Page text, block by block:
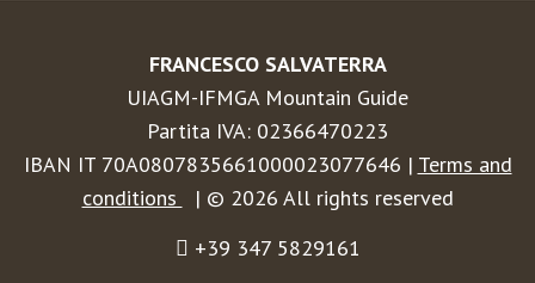
FRANCESCO SALVATERRA
UIAGM-IFMGA Mountain Guide
Partita IVA: 02366470223
IBAN IT 70A0807835661000023077646 | Terms and
conditions
| © 2026 All rights reserved
+39 347 5829161